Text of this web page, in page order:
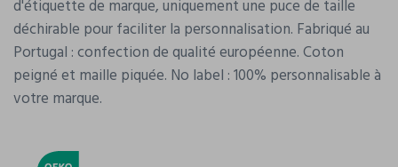
d'étiquette de marque, uniquement une puce de taille
déchirable pour faciliter la personnalisation. Fabriqué au
Portugal : confection de qualité européenne. Coton
peigné et maille piquée. No label : 100% personnalisable à
votre marque.